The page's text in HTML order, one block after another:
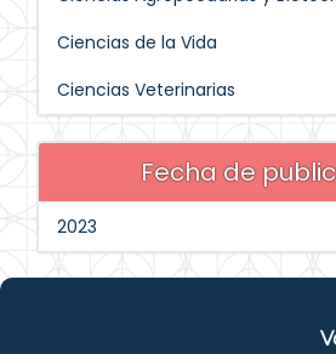
Ciencias de la Vida
Ciencias Veterinarias
Fecha de
2023